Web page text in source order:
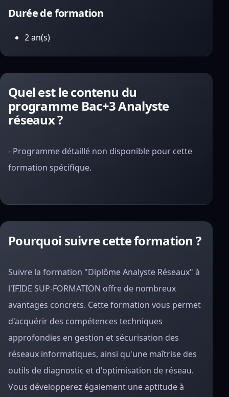
Durée de formation
2 an(s)
Quel est le contenu du
programme Bac+3 Analyste
réseaux ?
- Programme détaillé non disponible pour cette
formation spécifique.
Pourquoi suivre cette formation ?
Suivre la formation "Diplôme Analyste Réseaux" à
l'IFIDE SUP-FORMATION offre de nombreux
avantages concrets. Cette formation vous permet
d'acquérir des compétences techniques
approfondies en gestion et sécurisation des
réseaux informatiques, ainsi qu'une maîtrise des
outils de diagnostic et d'optimisation de réseau.
Vous développerez également une aptitude à